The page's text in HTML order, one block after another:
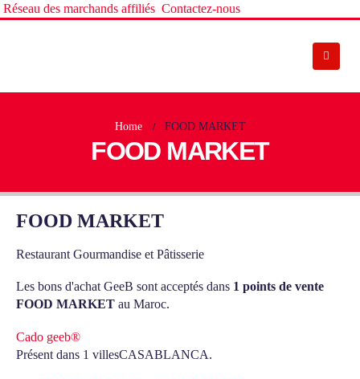
Réseau des marchands affiliés Contactez-nous
Home FOOD MARKET
FOOD MARKET
FOOD MARKET
Restaurant Gourmandise et Pâtisserie
Les bons d'achat GeeB sont acceptés dans 1 points de vente
FOOD MARKET au Maroc.
Cado geeb®
Présent dans 1 villesCASABLANCA.